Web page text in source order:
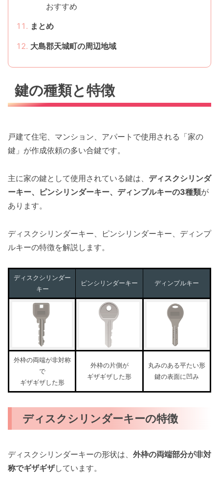
おすすめ
まとめ
大島郡天城町の周辺地域
鍵の種類と特徴
戸建て住宅、マンション、アパートで使用される「家の
鍵」が作成依頼の多い合鍵です。
主に家の鍵として使用されている鍵は、 ディスクシリンダ
ーキー、ピンシリンダーキー、ディンプルキーの3種類が
あります。
ディスクシリンダーキー、ピンシリンダーキー、ディンプ
ルキーの特徴を解説します。
ディスクシリンダー
キー
ピンシリンダーキー ディンプルキー
外枠の両端が非対称
で
ギザギザした形
外枠の片側が
ギザギザした形
丸みのある平たい形
鍵の表面に凹み
ディスクシリンダーキーの特徴
ディスクシリンダーキーの形状は、 外枠の両端部分が非対
称でギザギザしています。